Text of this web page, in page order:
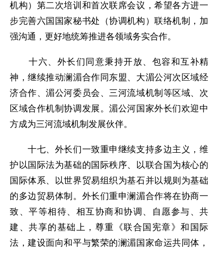
机构）第二次培训和首次联席会议，希望各方进一
步完善六国国家秘书处（协调机构）联络机制，加
强沟通，更好地统筹推进各领域务实合作。
十六、外长们同意秉持开放、包容和互补精
神，继续推动澜湄合作同东盟、大湄公河次区域经
济合作、湄公河委员会、三河流域机制等区域、次
区域合作机制协调发展。湄公河国家外长们欢迎中
方成为三河流域机制发展伙伴。
十七、外长们一致重申继续支持多边主义，维
护以国际法为基础的国际秩序、以联合国为核心的
国际体系、以世界贸易组织为基石并以规则为基础
的多边贸易体制。外长们重申澜湄合作将在协商一
致、平等相待、相互协商和协调、自愿参与、共
建、共享的基础上，尊重《联合国宪章》和国际
法，建设面向和平与繁荣的澜湄国家命运共同体，